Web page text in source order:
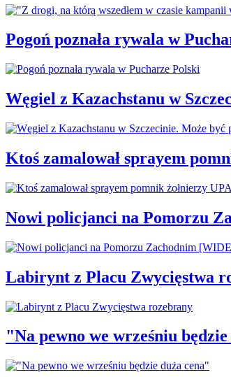
Pogoń poznała rywala w
Węgiel z Kazachstanu w
Ktoś zamalował sprayem
Nowi policjanci na Pomorzu
Labirynt z Placu Zwycięstwa
"Na pewno we wrześniu